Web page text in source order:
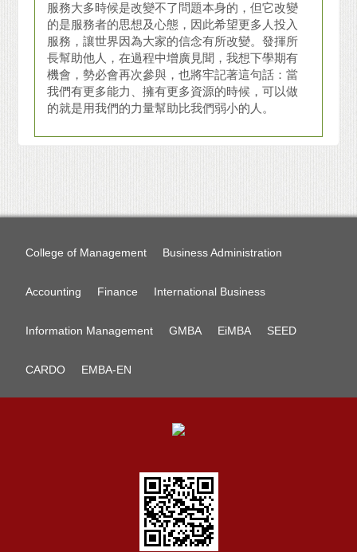
服務大多時候是改變不了問題本身的，但它改變
的是服務者的思想及心態，因此希望更多人投入
服務，讓世界因為大家的信念有所改變。發揮所
長幫助他人，在過程中增廣見聞，我想下學期有
機會，勢必會再次參與，也將牢記著這句話：當
我們有更多能力、擁有更多資源的時候，可以做
的就是用我們的力量幫助比我們弱小的人。
College of Management Business Administration
Accounting Finance International Business
Information Management GMBA EiMBA SEED
CARDO EMBA-EN